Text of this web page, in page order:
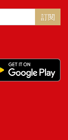
訂閱